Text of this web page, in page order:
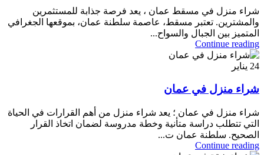
شراء منزل في مسقط عمان ، يعد فرصة جذابة للمستثمرين
والمشترين. تعتبر مسقط، عاصمة سلطنة عمان، بموقعها الجغرافي
المتميز بين الجبال والسواح...
Continue reading
24 يناير
شراء منزل في عمان
شراء منزل في عمان ؛ يعد شراء منزل من أهم القرارات في الحياة
التي تتطلب دراسة متأنية وخطة مدروسة لضمان اتخاذ القرار
الصحيح. سلطنة عمان ت...
Continue reading